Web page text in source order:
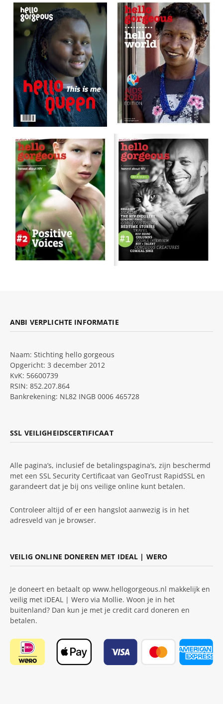
ANBI VERPLICHTE INFORMATIE
Naam: Stichting hello gorgeous
Opgericht: 3 december 2012
KvK: 56600739
RSIN: 852.207.864
Bankrekening: NL82 INGB 0006 465728
SSL VEILIGHEIDSCERTIFICAAT
Alle pagina’s, inclusief de betalingspagina’s, zijn beschermd
met een SSL Security Certificaat van GeoTrust RapidSSL en
garandeert dat je bij ons veilige online kunt betalen.
Controleer altijd of er een hangslot aanwezig is in het
adresveld van je browser.
VEILIG ONLINE DONEREN MET IDEAL | WERO
Je doneert en betaalt op www.hellogorgeous.nl makkelijk en
veilig met iDEAL | Wero via Mollie. Woon je in het
buitenland? Dan kun je met je credit card doneren en
betalen.